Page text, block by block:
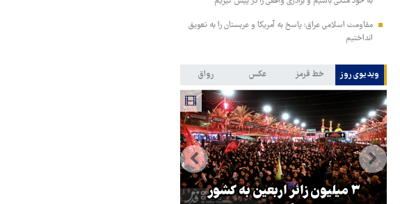
مقاومت اسلامی عراق: پاسخ به آمریکا و عربستان را به تعویق
انداختیم
ویدیوی روز خط قرمز عکس رواق
۳ میلیون زائر اربعین به کشور